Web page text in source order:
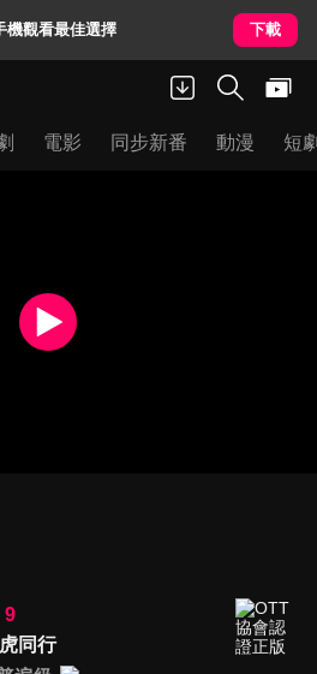
機觀看最佳選擇 下載
電影 同步新番 動漫 短
9
同行